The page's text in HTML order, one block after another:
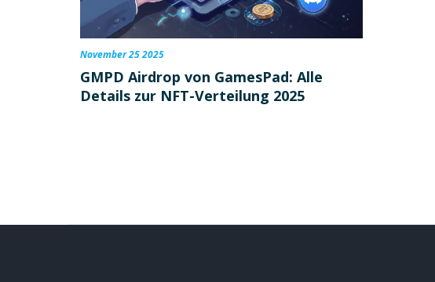
November 25 2025
GMPD Airdrop von GamesPad: Alle
Details zur NFT-Verteilung 2025